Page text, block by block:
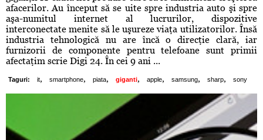
afacerilor. Au început să se uite spre industria auto şi spre
aşa-numitul internet al lucrurilor, dispozitive
interconectate menite să le uşureze viaţa utilizatorilor. Însă
industria tehnologică nu are încă o direcţie clară, iar
furnizorii de componente pentru telefoane sunt primii
afectaţim scrie Digi 24. În cei 9 ani ...
Taguri: it, smartphone, piata, giganti, apple, samsung, sharp, sony